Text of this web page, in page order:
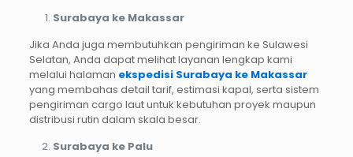
Surabaya ke Makassar
Jika Anda juga membutuhkan pengiriman ke Sulawesi
Selatan, Anda dapat melihat layanan lengkap kami
melalui halaman ekspedisi Surabaya ke Makassar
yang membahas detail tarif, estimasi kapal, serta sistem
pengiriman cargo laut untuk kebutuhan proyek maupun
distribusi rutin dalam skala besar.
Surabaya ke Palu